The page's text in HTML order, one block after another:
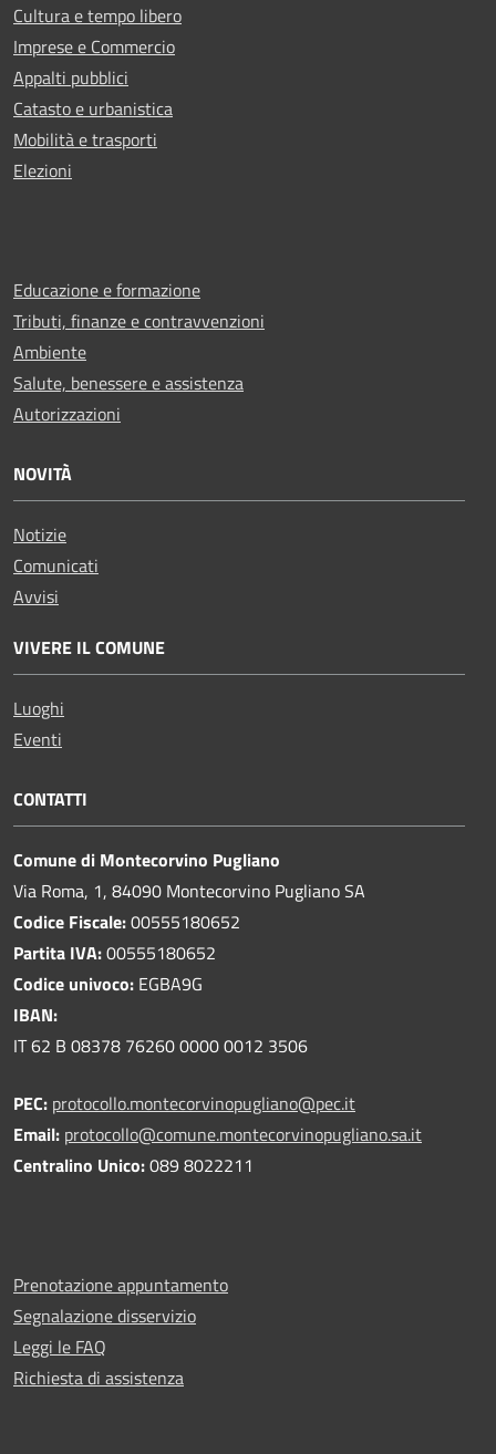
Cultura e tempo libero
Imprese e Commercio
Appalti pubblici
Catasto e urbanistica
Mobilità e trasporti
Elezioni
Educazione e formazione
Tributi, finanze e contravvenzioni
Ambiente
Salute, benessere e assistenza
Autorizzazioni
NOVITÀ
Notizie
Comunicati
Avvisi
VIVERE IL COMUNE
Luoghi
Eventi
CONTATTI
Comune di Montecorvino Pugliano
Via Roma, 1, 84090 Montecorvino Pugliano SA
Codice Fiscale:00555180652
Partita IVA:00555180652
Codice univoco: EGBA9G
IBAN:
IT 62 B 08378 76260 0000 0012 3506
PEC: protocollo.montecorvinopugliano@pec.it
Email: protocollo@comune.montecorvinopugliano.sa.it
Centralino Unico:089 8022211
Prenotazione appuntamento
Segnalazione disservizio
Leggi le FAQ
Richiesta di assistenza